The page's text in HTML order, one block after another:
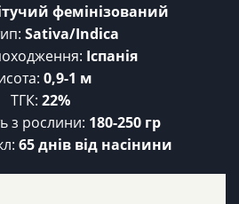
фемінізований
Sativa/Indica
Іспанія
0,9-1 м
ТГК: 22%
з рослини: 180-250 гр
65 днів від насінини